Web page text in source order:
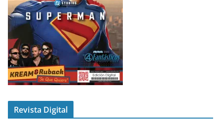
Revista Digital